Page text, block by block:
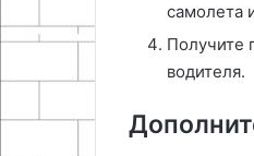
самолета
Получите
водителя.